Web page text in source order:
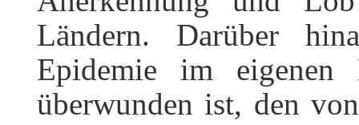
Ländern. Darüber
Epidemie im
überwunden ist, den